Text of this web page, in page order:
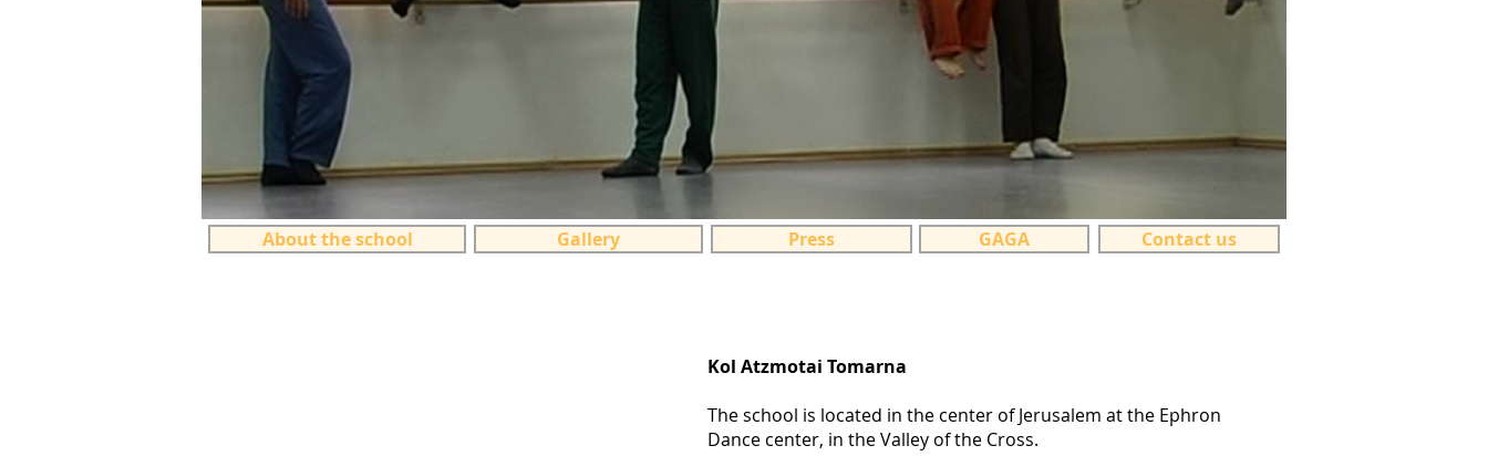
About the school Gallery Press GAGA Contact us
Kol Atzmotai Tomarna
The school is located in the center of Jerusalem at the Ephron
Dance center, in the Valley of the Cross.